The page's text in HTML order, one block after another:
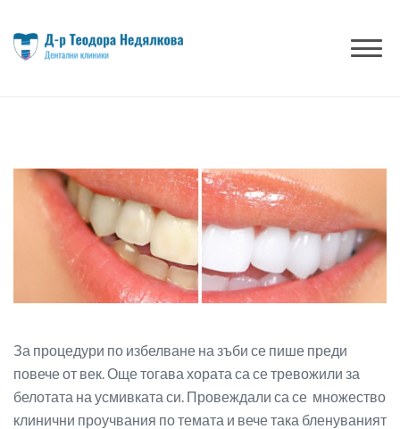
content
За процедури по избелване на зъби се пише преди
повече от век. Още тогава хората са се тревожили за
белотата на усмивката си. Провеждали са се множество
клинични проучвания по темата и вече така бленуваният